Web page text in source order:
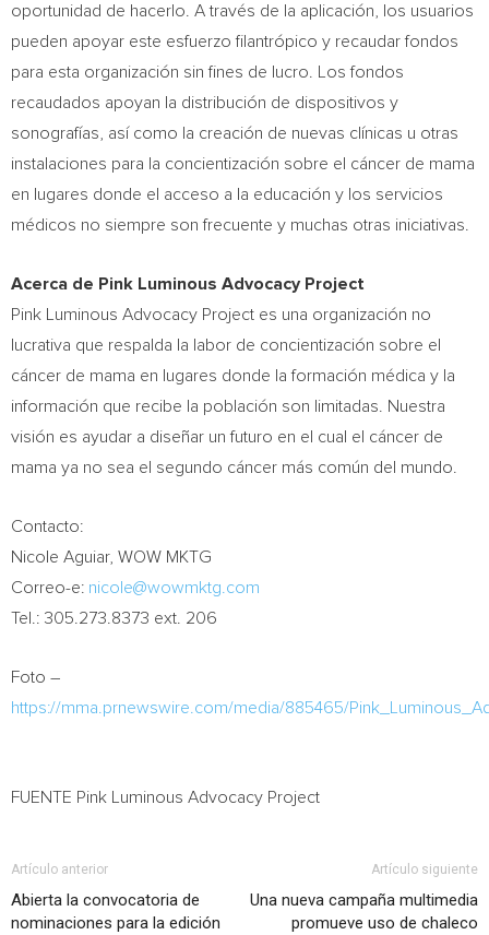
oportunidad de hacerlo. A través de la aplicación, los usuarios
pueden apoyar este esfuerzo filantrópico y recaudar fondos
para esta organización sin fines de lucro. Los fondos
recaudados apoyan la distribución de dispositivos y
sonografías, así como la creación de nuevas clínicas u otras
instalaciones para la concientización sobre el cáncer de mama
en lugares donde el acceso a la educación y los servicios
médicos no siempre son frecuente y muchas otras iniciativas.
Acerca de Pink Luminous Advocacy Project
Pink Luminous Advocacy Project es una organización no
lucrativa que respalda la labor de concientización sobre el
cáncer de mama en lugares donde la formación médica y la
información que recibe la población son limitadas. Nuestra
visión es ayudar a diseñar un futuro en el cual el cáncer de
mama ya no sea el segundo cáncer más común del mundo.
Contacto:
Nicole Aguiar, WOW MKTG
Correo-e: nicole@wowmktg.com
Tel.: 305.273.8373 ext. 206
Foto –
https://mma.prnewswire.com/media/885465/
FUENTE Pink Luminous Advocacy Project
Artículo anterior
Abierta la convocatoria de
nominaciones para la edición
Artículo siguiente
Una nueva campaña multimedia
promueve uso de chaleco